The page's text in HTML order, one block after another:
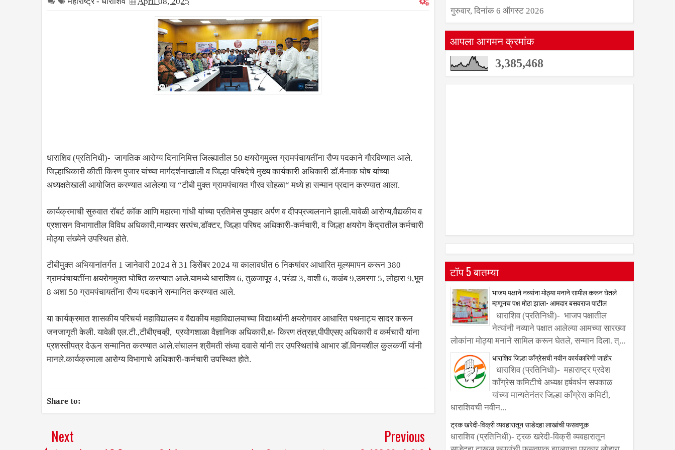
धाराशिव (प्रतिनिधी)- जागतिक आरोग्य दिनानिमित्त जिल्ह्यातील 50 क्षयरोगमुक्त ग्रामपंचायतींना रौप्य पदकाने गौरविण्यात आले.
जिल्हाधिकारी कीर्ती किरण पुजार यांच्या मार्गदर्शनाखाली व जिल्हा परिषदेचे मुख्य कार्यकारी अधिकारी डॉ.मैनाक घोष यांच्या
अध्यक्षतेखाली आयोजित करण्यात आलेल्या या “टीबी मुक्त ग्रामपंचायत गौरव सोहळा“ मध्ये हा सन्मान प्रदान करण्यात आला.
कार्यक्रमाची सुरुवात रॉबर्ट कॉक आणि महात्मा गांधी यांच्या प्रतिमेस पुष्पहार अर्पण व दीपप्रज्वलनाने झाली.यावेळी आरोग्य,वैद्यकीय व
प्रशासन विभागातील विविध अधिकारी,मान्यवर सरपंच,डॉक्टर, जिल्हा परिषद अधिकारी-कर्मचारी, व जिल्हा क्षयरोग केंद्रातील कर्मचारी
मोठ्या संख्येने उपस्थित होते.
टीबीमुक्त अभियानांतर्गत 1 जानेवारी 2024 ते 31 डिसेंबर 2024 या कालावधीत 6 निकषांवर आधारित मूल्यमापन करून 380
ग्रामपंचायतींना क्षयरोगमुक्त घोषित करण्यात आले.यामध्ये धाराशिव 6, तुळजापूर 4, परंडा 3, वाशी 6, कळंब 9,उमरगा 5, लोहारा 9,भूम
8 अशा 50 ग्रामपंचायतींना रौप्य पदकाने सन्मानित करण्यात आले.
या कार्यक्रमात शासकीय परिचर्या महाविद्यालय व वैद्यकीय महाविद्यालयाच्या विद्यार्थ्यांनी क्षयरोगावर आधारित पथनाट्य सादर करून
जनजागृती केली. यावेळी एल.टी.,टीबीएचव्ही, प्रयोगशाळा वैज्ञानिक अधिकारी,क्ष- किरण तंत्रज्ञ,पीपीएसए अधिकारी व कर्मचारी यांना
प्रशस्तीपत्र देऊन सन्मानित करण्यात आले.संचालन श्रीमती संध्या दवासे यांनी तर उपस्थितांचे आभार डॉ.विनयशील कुलकर्णी यांनी
मानले.कार्यक्रमाला आरोग्य विभागाचे अधिकारी-कर्मचारी उपस्थित होते.
Share to:
Next Previous
गुरुवार, दिनांक 6 ऑगस्ट 2026
आपला आगमन क्रमांक
3,385,468
टॉप 5 बातम्या
भाजप पक्षाने नव्यांना मोठ्या मनाने सामील करून घेतले
म्हणूनच पक्ष मोठा झाला- आमदार बसवराज पाटील
धाराशिव (प्रतिनिधी)- भाजप पक्षातील
नेत्यांनी नव्याने पक्षात आलेल्या आमच्या सारख्या
लोकांना मोठ्या मनाने सामिल करून घेतले, सन्मान दिला. त्...
धाराशिव जिल्हा काँग्रेसची नवीन कार्यकारिणी जाहीर
धाराशिव (प्रतिनिधी)- महाराष्ट्र प्रदेश
काँग्रेस कमिटीचे अध्यक्ष हर्षवर्धन सपकाळ
यांच्या मान्यतेनंतर जिल्हा काँग्रेस कमिटी,
धाराशिवची नवीन...
ट्रक खरेदी-विक्री व्यवहारातून साडेदहा लाखांची फसवणूक
धाराशिव (प्रतिनिधी)- ट्रक खरेदी-विक्री व्यवहारातून